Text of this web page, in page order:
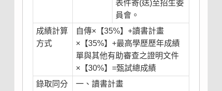
表件寄(送)至招生委
員會。
成績計算
方式
自傳×【35%】+讀書計畫
×【35%】+最高學歷歷年成績
單與其他有助審查之證明文件
×【30%】=甄試總成績
錄取同分
一、讀書計畫